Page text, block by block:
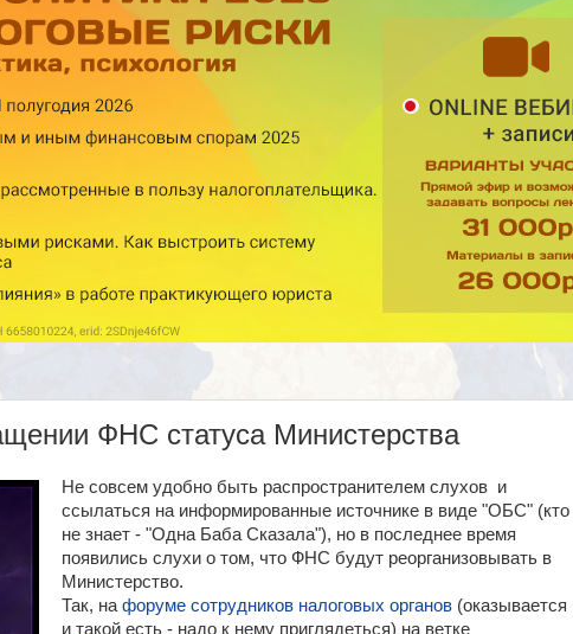
ФНС статуса Министерства
Не совсем удобно быть распространителем слухов и
ссылаться на информированные источнике в виде "ОБС" (кто
не знает - "Одна Баба Сказала"), но в последнее время
появились слухи о том, что ФНС будут реорганизовывать в
Министерство.
Так, на форуме сотрудников налоговых органов (оказывается
и такой есть - надо к нему приглядеться) на ветке